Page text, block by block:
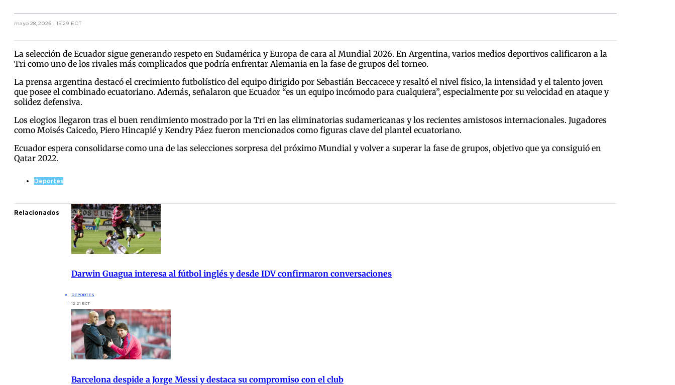
mayo 28, 2026 | 15:29 ECT
La selección de Ecuador sigue generando respeto en Sudamérica y Europa de cara al Mundial 2026. En Argentina, varios medios deportivos calificaron a la
Tri como uno de los rivales más complicados que podría enfrentar Alemania en la fase de grupos del torneo.
La prensa argentina destacó el crecimiento futbolístico del equipo dirigido por Sebastián Beccacece y resaltó el nivel físico, la intensidad y el talento joven
que posee el combinado ecuatoriano. Además, señalaron que Ecuador “es un equipo incómodo para cualquiera”, especialmente por su velocidad en ataque y
solidez defensiva.
Los elogios llegaron tras el buen rendimiento mostrado por la Tri en las eliminatorias sudamericanas y los recientes amistosos internacionales. Jugadores
como Moisés Caicedo, Piero Hincapié y Kendry Páez fueron mencionados como figuras clave del plantel ecuatoriano.
Ecuador espera consolidarse como una de las selecciones sorpresa del próximo Mundial y volver a superar la fase de grupos, objetivo que ya consiguió en
Qatar 2022.
Deportes
Relacionados
Darwin Guagua interesa al fútbol inglés y desde IDV confirmaron conversaciones
DEPORTES
12:21 ECT
Barcelona despide a Jorge Messi y destaca su compromiso con el club